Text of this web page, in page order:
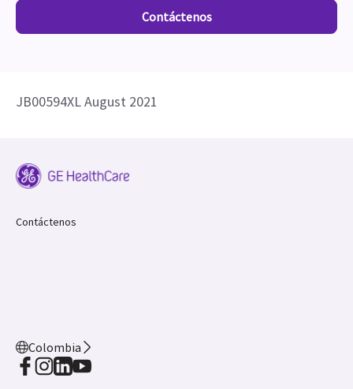
Contáctenos
JB00594XL August 2021
Contáctenos
Colombia